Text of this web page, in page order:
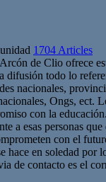
1704 Articles
de Clio ofrece
difusión todo lo
nacionales,
Ongs, ect.
con la
a esas personas
con el
hace en soledad por
de contacto es el